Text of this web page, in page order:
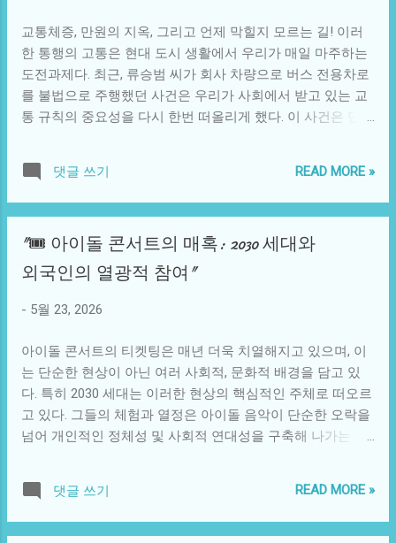
얼마나 모호해졌는지를 나타내는 일례가 된다. 유명인의 삶
이 대중의 소비 대상이 되는 순간, 그들의 사생활은 형식적으
로나마 존중받아야 할 권리가 침해될 수 있다. 정국이 직접 당
면한 위협은 팬과 대중의 무분별한 관심이 가져온 결과이기
도 하다. 그러나 이러한 사건은 각 개인이 겪고 있는 불안정한
조각이다. 정국의 경우, 이 사건은 그의 안전을 위해 보안 조
치를 강화해야만 하는 과제를 안겼다. 그러나 여기서 흥미로
운 지점은 이들이 어떻게 정국에게 접근했는가 하는 것이다.
과 루틴을 파악하고, 그의 팬을 가장해 접근했다. 이 과정에서
그들은 정국의 친환경 차를 전시할 예정인 행사에 침투하여
교통체증, 만원의 지옥, 그리고 언제 막힐지 모르는 길! 이러
한 통행의 고통은 현대 도시 생활에서 우리가 매일 마주하는
도전과제다. 최근, 류승범 씨가 회사 차량으로 버스 전용차로
를 불법으로 주행했던 사건은 우리가 사회에서 받고 있는 교
통 규칙의 중요성을 다시 한번 떠올리게 했다. 이 사건은 단순
한 심각한 문제를 내포하고 있다. 이러한 불법 주행이 개인의
선택으로 치부될 수는 없고, 그 이면에는 우리 사회의 복잡한
맥락이 숨겨져 있다. 현재 교통 문제는 단지 이동 수단의 문제
리잡고 있다. 다양한 연구에 따르면, 교통 혼잡은 사람들의 심
리적 불안감을 높이고, 경제적 손실을 유발하며, 환경 오염을
악화하는 원인이 된다. 특히 도시에서 대중교통을 이용하는
인구가 늘어나고 있음에도 불구하고, 불법 주행 사건은 이러
있듯, 개인의 이기적인 선택이 불법으로 이어질 수 있다는 점
은 매우 우려스럽다. 버스 전용차로는 대중교통의 효율성을
높이기 위한 장치인데, 이를 어기게 되면 대중교통을 이용하
는 시민들이 피해를 보게 된다. 이러한 행동은 결국 교통 시스
템에 대한 신뢰를 약화시키고, 대중교통 이용자에게 불편을
사회가 어떻게 접근해야 하는지를 말이다. 기술이 발전하면
서 우리의 교통 환경도 변화하고 있다. 예를 들어, 자율주행차
댓글 쓰기 READ MORE »
"🎟️ 아이돌 콘서트의 매혹: 2030 세대와
외국인의 열광적 참여"
- 5월 23, 2026
아이돌 콘서트의 티켓팅은 매년 더욱 치열해지고 있으며, 이
는 단순한 현상이 아닌 여러 사회적, 문화적 배경을 담고 있
다. 특히 2030 세대는 이러한 현상의 핵심적인 주체로 떠오르
고 있다. 그들의 체험과 열정은 아이돌 음악이 단순한 오락을
넘어 개인적인 정체성 및 사회적 연대성을 구축해 나가는 중
선, 아이돌 콘서트 티켓팅이 이렇게 인기 있는 이유는 무엇인
지 살펴보자. 2030 세대의 많은 이들은 사회적 변화에 민감하
댓글 쓰기 READ MORE »